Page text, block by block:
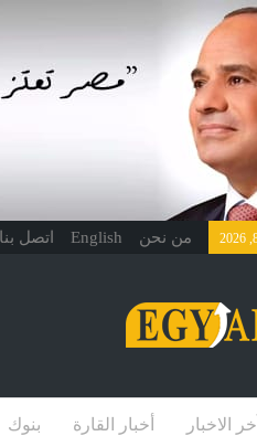
من نحن English اتصل بنا
آخر الاخبار أخبار القارة بنوك